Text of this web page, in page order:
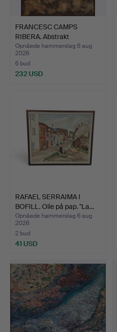
FRANCESC CAMPS
RIBERA. Abstrakt
kompositio…
Opnåede hammerslag 6 aug
2026
6 bud
232 USD
RAFAEL SERRAIMA I
BOFILL. Olie på pap. "La…
Opnåede hammerslag 6 aug
2026
2 bud
41 USD